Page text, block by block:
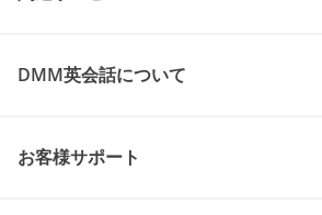
DMM英会話について
お客様サポート